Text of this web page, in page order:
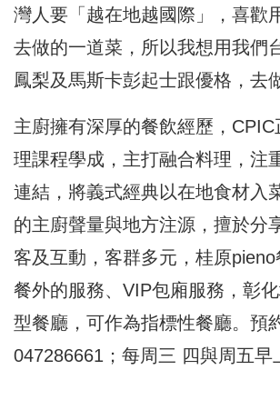
灣人要「越在地越國際」，喜歡
去做的一道菜，所以我想用我們
鳳梨及馬斯卡彭起士跟優格，去
主廚擁有深厚的餐飲經歷，
理課程學成，主打融合料理，注
連結，將義式經典以在地食材入
的主廚聲量與地方注源，擅於分
客及互動，客群多元，桂原
餐外的服務、VIP包廂服務，彰
型餐廳，可作為指標性餐廳。預
047286661；每周三 四與周五早